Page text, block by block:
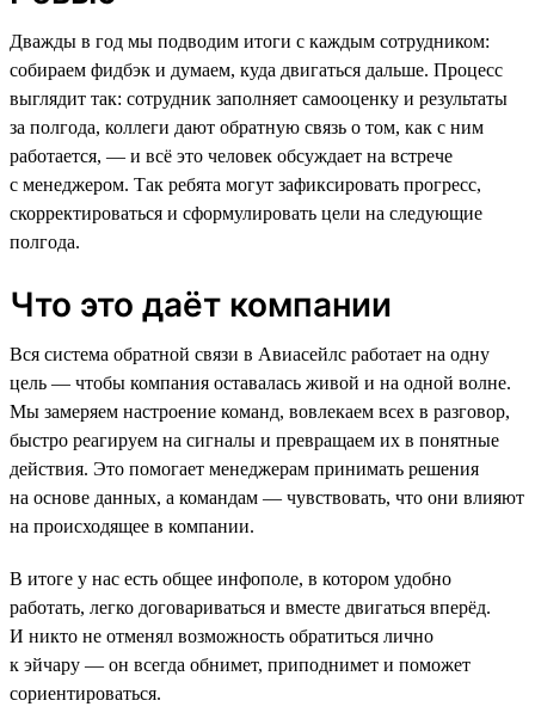
Дважды в год мы подводим итоги с каждым сотрудником:
собираем фидбэк и думаем, куда двигаться дальше. Процесс
выглядит так: сотрудник заполняет самооценку и результаты
за полгода, коллеги дают обратную связь о том, как с ним
работается, — и всё это человек обсуждает на встрече
с менеджером. Так ребята могут зафиксировать прогресс,
скорректироваться и сформулировать цели на следующие
полгода.
Что это даёт компании
Вся система обратной связи в Авиасейлс работает на одну
цель — чтобы компания оставалась живой и на одной волне.
Мы замеряем настроение команд, вовлекаем всех в разговор,
быстро реагируем на сигналы и превращаем их в понятные
действия. Это помогает менеджерам принимать решения
на основе данных, а командам — чувствовать, что они влияют
на происходящее в компании.
В итоге у нас есть общее инфополе, в котором удобно
работать, легко договариваться и вместе двигаться вперёд.
И никто не отменял возможность обратиться лично
к эйчару — он всегда обнимет, приподнимет и поможет
сориентироваться.